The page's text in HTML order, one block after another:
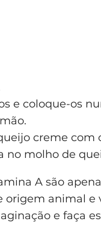
e coloque-os
creme com
no molho de
A são
origem animal
e faça